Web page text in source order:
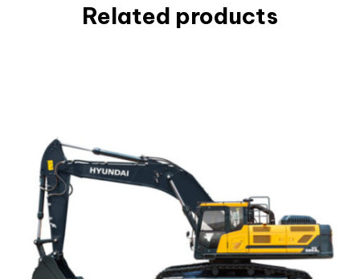
Related products